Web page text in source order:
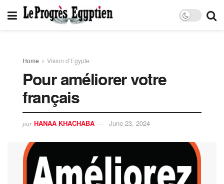
Home Vision d’Egypte
Pour améliorer votre
français
par HANAA KHACHABA June 23, 2024